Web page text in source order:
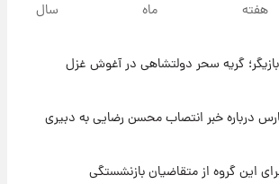
درباره وضعیت او چه گفت؟
۱ روز پیش
گران‌ترین خرید تاریخ رئال مادرید رونمایی شد
هفته ماه سال
گریه سحر دولتشاهی در آغوش غزل
درباره خبر انتصاب محسن رضایی به دبیری